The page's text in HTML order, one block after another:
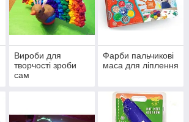
Вироби для
творчості зроби
сам
Фарби пальчикові
маса для ліплення